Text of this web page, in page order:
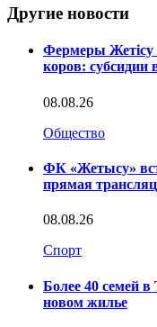
Другие новости
Фермеры Жетісу
коров: субсидии
08.08.26
Общество
ФК «Жетысу»
прямая
08.08.26
Спорт
Более 40 семей
новом жилье